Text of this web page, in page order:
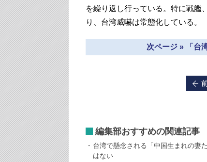
を繰り返し行っている。特に戦艦
り、台湾威嚇は常態化している。
次ページ » 「台
編集部おすすめの関連記事
台湾で懸念される「中国生まれの妻
はない